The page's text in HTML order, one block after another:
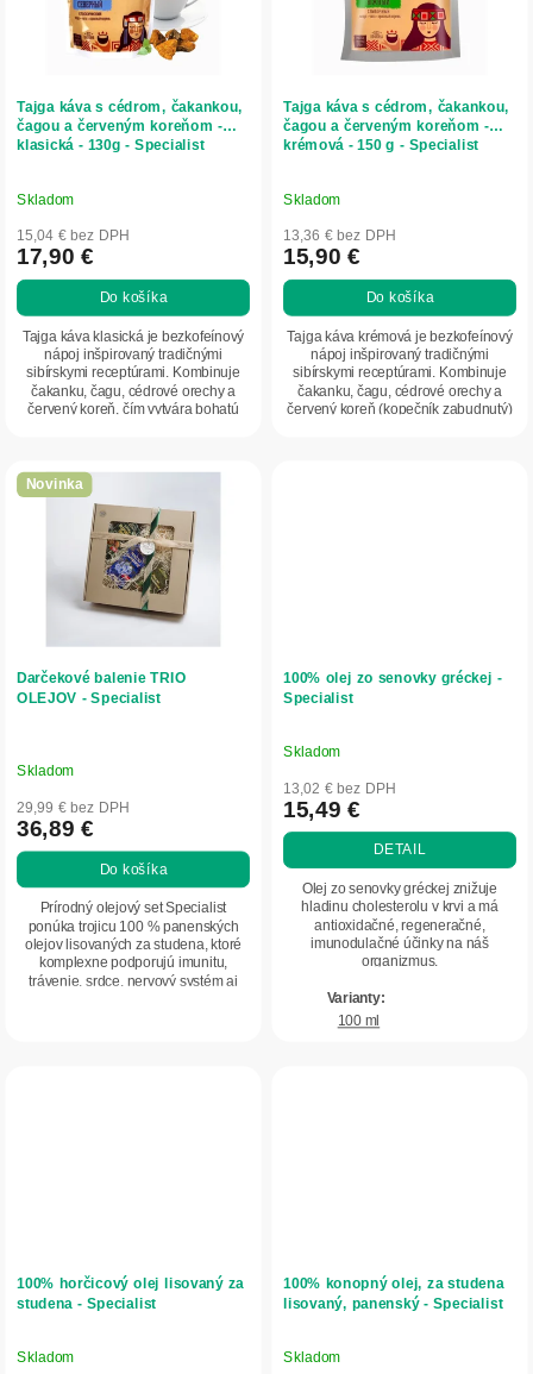
o
v
d
u
k
o
v
Tajga káva s cédrom, čakankou,
čagou a červeným koreňom -
klasická - 130g - Specialist
Skladom
15,04 € bez DPH
17,90 €
Do košíka
Tajga káva klasická je bezkofeínový
nápoj inšpirovaný tradičnými
sibírskymi receptúrami. Kombinuje
čakanku, čagu, cédrové orechy a
červený koreň, čím vytvára bohatú
Tajga káva s cédrom, čakankou,
čagou a červeným koreňom -
krémová - 150 g - Specialist
Skladom
13,36 € bez DPH
15,90 €
Do košíka
Tajga káva krémová je bezkofeínový
nápoj inšpirovaný tradičnými
sibírskymi receptúrami. Kombinuje
čakanku, čagu, cédrové orechy a
červený koreň (kopečník zabudnutý)
Novinka
Darčekové balenie TRIO
OLEJOV - Specialist
Skladom
29,99 € bez DPH
36,89 €
Do košíka
Prírodný olejový set Specialist
ponúka trojicu 100 % panenských
olejov lisovaných za studena, ktoré
komplexne podporujú imunitu,
trávenie, srdce, nervový systém aj
100% olej zo senovky gréckej -
Specialist
Priemerné
hodnotenie
produktu
je
hviezdičiek.
Skladom
13,02 € bez DPH
15,49 €
DETAIL
Olej zo senovky gréckej znižuje
hladinu cholesterolu v krvi a má
antioxidačné, regeneračné,
imunodulačné účinky na náš
organizmus.
100 ml
100% horčicový olej lisovaný za
studena - Specialist
Priemerné
Skladom
100% konopný olej, za studena
lisovaný, panenský - Specialist
Priemerné
Skladom